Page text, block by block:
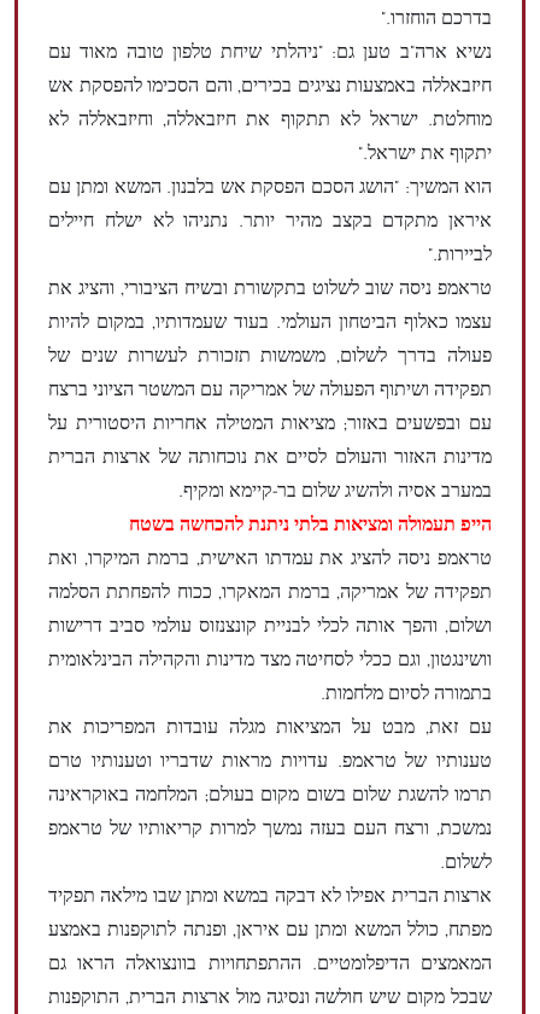
בדרכם הוחזרו."
נשיא ארה"ב טען גם: "ניהלתי שיחת טלפון טובה מאוד עם
חיזבאללה באמצעות נציגים בכירים, והם הסכימו להפסקת אש
מוחלטת. ישראל לא תתקוף את חיזבאללה, וחיזבאללה לא
יתקוף את ישראל."
הוא המשיך: "הושג הסכם הפסקת אש בלבנון. המשא ומתן עם
איראן מתקדם בקצב מהיר יותר. נתניהו לא ישלח חיילים
לביירות."
טראמפ ניסה שוב לשלוט בתקשורת ובשיח הציבורי, והציג את
עצמו כאלוף הביטחון העולמי. בעוד שעמדותיו, במקום להיות
פעולה בדרך לשלום, משמשות תזכורת לעשרות שנים של
תפקידה ושיתוף הפעולה של אמריקה עם המשטר הציוני ברצח
עם ובפשעים באזור; מציאות המטילה אחריות היסטורית על
מדינות האזור והעולם לסיים את נוכחותה של ארצות הברית
במערב אסיה ולהשיג שלום בר-קיימא ומקיף.
הייפ תעמולה ומציאות בלתי ניתנת להכחשה בשטח
טראמפ ניסה להציג את עמדתו האישית, ברמת המיקרו, ואת
תפקידה של אמריקה, ברמת המאקרו, ככוח להפחתת הסלמה
ושלום, והפך אותה לכלי לבניית קונצנזוס עולמי סביב דרישות
וושינגטון, וגם ככלי לסחיטה מצד מדינות והקהילה הבינלאומית
בתמורה לסיום מלחמות.
עם זאת, מבט על המציאות מגלה עובדות המפריכות את
טענותיו של טראמפ. עדויות מראות שדבריו וטענותיו טרם
תרמו להשגת שלום בשום מקום בעולם; המלחמה באוקראינה
נמשכת, ורצח העם בעזה נמשך למרות קריאותיו של טראמפ
לשלום.
ארצות הברית אפילו לא דבקה במשא ומתן שבו מילאה תפקיד
מפתח, כולל המשא ומתן עם איראן, ופנתה לתוקפנות באמצע
המאמצים הדיפלומטיים. ההתפתחויות בוונצואלה הראו גם
שבכל מקום שיש חולשה ונסיגה מול ארצות הברית, התוקפנות